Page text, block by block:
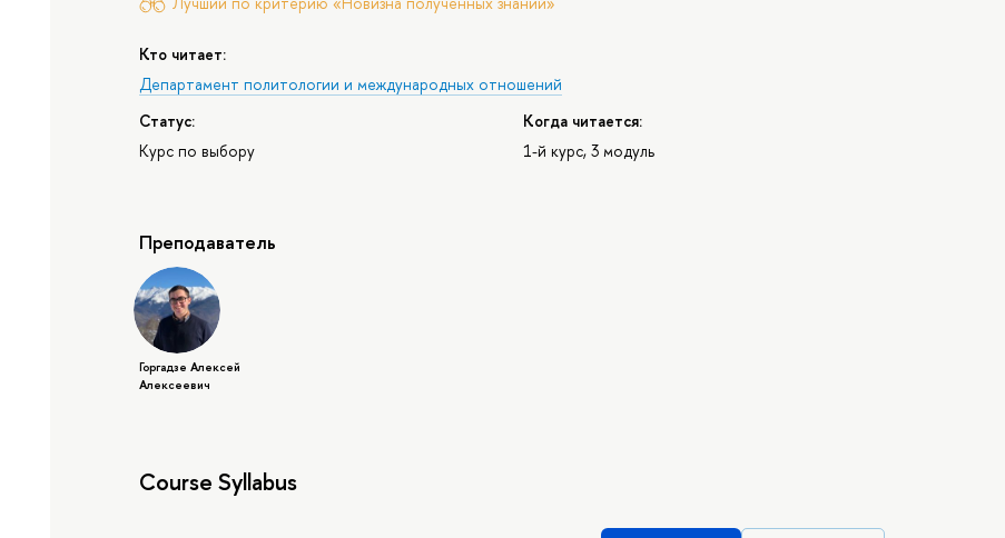
Кто читает:
Департамент политологии и международных отношений
Статус:
Курс по выбору
Когда читается:
1-й курс, 3 модуль
Преподаватель
Горгадзе Алексей
Алексеевич
Course Syllabus